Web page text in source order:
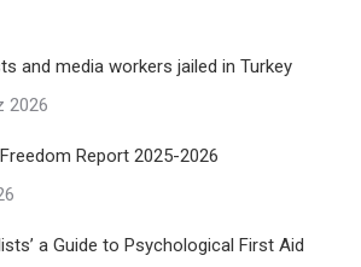
and media workers jailed in Turkey
2026
Report 2025-2026
a Guide to Psychological First Aid